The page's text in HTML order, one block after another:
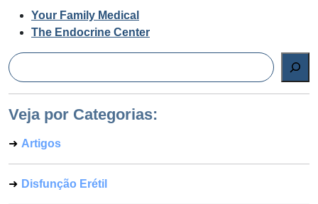
Your Family Medical
The Endocrine Center
Pesquisar
Veja por Categorias:
Artigos
Disfunção Erétil